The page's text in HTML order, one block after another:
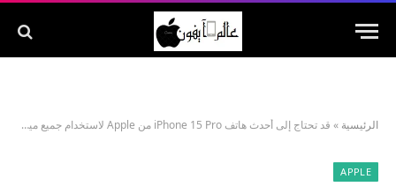
الرئيسية » قد تحتاج إلى أحدث هاتف iPhone 15 Pro من Apple لاستخدام جميع ميزات الذكاء الاصطناعي في iOS 18
APPLE